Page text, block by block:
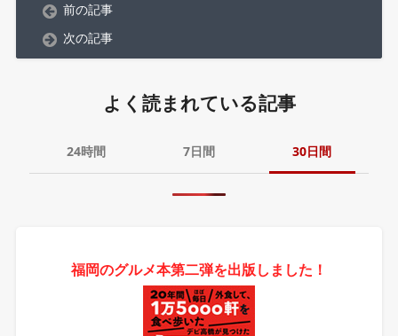
前の記事
次の記事
よく読まれている記事
24時間 7日間 30日間
福岡のグルメ本第二弾を出版しました！